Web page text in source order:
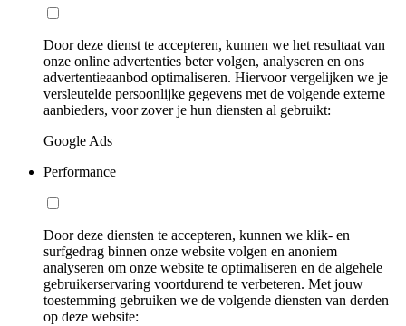
Door deze dienst te accepteren, kunnen we het resultaat van
onze online advertenties beter volgen, analyseren en ons
advertentieaanbod optimaliseren. Hiervoor vergelijken we je
versleutelde persoonlijke gegevens met de volgende externe
aanbieders, voor zover je hun diensten al gebruikt:
Google Ads
Performance
Door deze diensten te accepteren, kunnen we klik- en
surfgedrag binnen onze website volgen en anoniem
analyseren om onze website te optimaliseren en de algehele
gebruikerservaring voortdurend te verbeteren. Met jouw
toestemming gebruiken we de volgende diensten van derden
op deze website: